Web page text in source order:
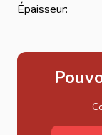
Épaisseur: